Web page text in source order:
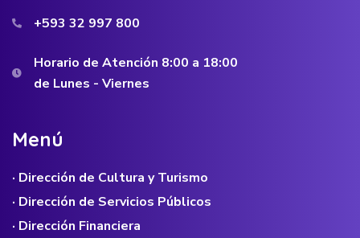
+593 32 997 800
Horario de Atención 8:00 a 18:00
de Lunes - Viernes
Menú
· Dirección de Cultura y Turismo
· Dirección de Servicios Públicos
· Dirección Financiera